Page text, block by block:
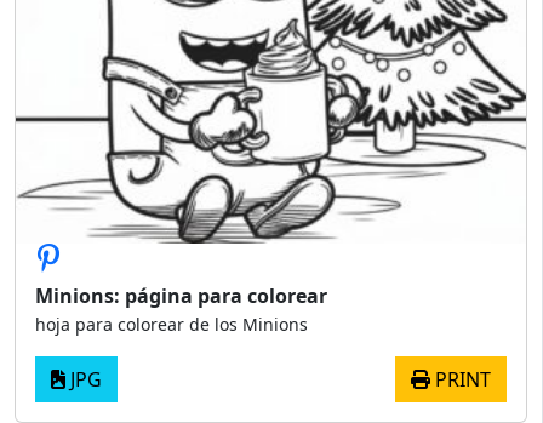
Minions: página para colorear
hoja para colorear de los Minions
JPG PRINT